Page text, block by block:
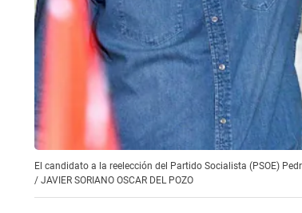
El candidato a la reelección del Partido Socialista (PSOE)
/ JAVIER SORIANO OSCAR DEL POZO